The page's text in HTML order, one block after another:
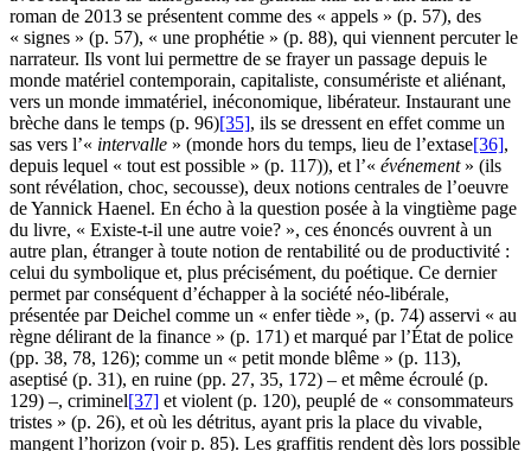
roman de 2013 se présentent comme des « appels » (p. 57), des
« signes » (p. 57), « une prophétie » (p. 88), qui viennent percuter le
narrateur. Ils vont lui permettre de se frayer un passage depuis le
monde matériel contemporain, capitaliste, consumériste et aliénant,
vers un monde immatériel, inéconomique, libérateur. Instaurant une
brèche dans le temps (p. 96)[35], ils se dressent en effet comme un
sas vers l’« intervalle » (monde hors du temps, lieu de l’extase[36],
depuis lequel « tout est possible » (p. 117)), et l’« événement» (ils
sont révélation, choc, secousse), deux notions centrales de l’oeuvre
de Yannick Haenel. En écho à la question posée à la vingtième page
du livre, « Existe-t-il une autre voie? », ces énoncés ouvrent à un
autre plan, étranger à toute notion de rentabilité ou de productivité :
celui du symbolique et, plus précisément, du poétique. Ce dernier
permet par conséquent d’échapper à la société néo-libérale,
présentée par Deichel comme un « enfer tiède », (p. 74) asservi « au
règne délirant de la finance » (p. 171) et marqué par l’État de police
(pp. 38, 78, 126); comme un « petit monde blême » (p. 113),
aseptisé (p. 31), en ruine (pp. 27, 35, 172) – et même écroulé (p.
129) –, criminel[37] et violent (p. 120), peuplé de « consommateurs
tristes » (p. 26), et où les détritus, ayant pris la place du vivable,
mangent l’horizon (voir p. 85). Les graffitis rendent dès lors possible